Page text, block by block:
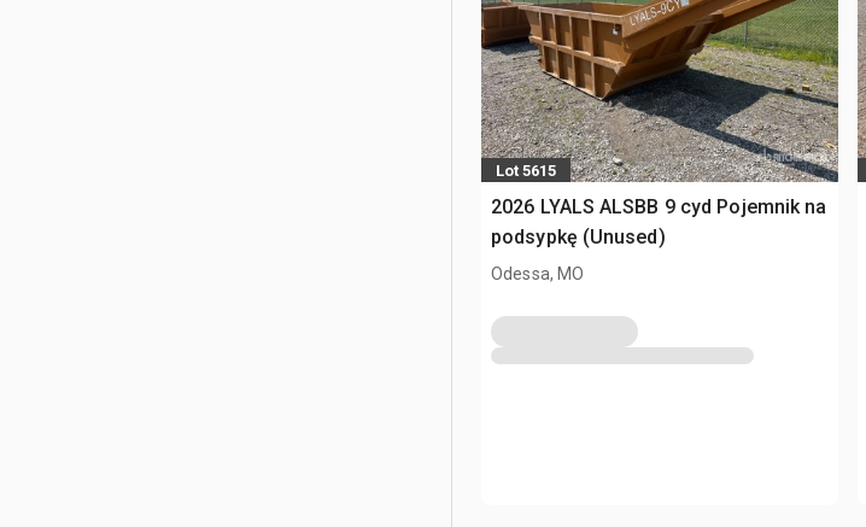
Lot 5615
2026 LYALS ALSBB 9 cyd Pojemnik na
podsypkę (Unused)
Odessa, MO